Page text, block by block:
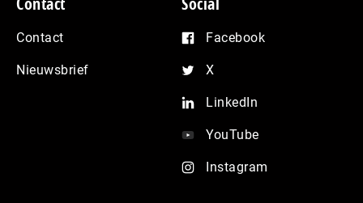
Contact
Nieuwsbrief
Facebook
X
LinkedIn
YouTube
Instagram